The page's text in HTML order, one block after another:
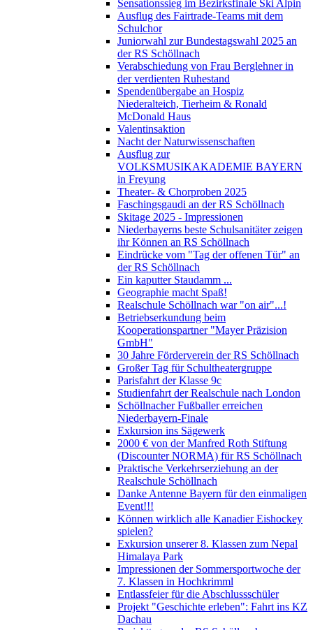
Sensationssieg im Bezirksfinale Ski Alpin
Ausflug des Fairtrade-Teams mit dem
Schulchor
Juniorwahl zur Bundestagswahl 2025 an
der RS Schöllnach
Verabschiedung von Frau Berglehner in
der verdienten Ruhestand
Spendenübergabe an Hospiz
Niederalteich, Tierheim & Ronald
McDonald Haus
Valentinsaktion
Nacht der Naturwissenschaften
Ausflug zur
VOLKSMUSIKAKADEMIE BAYERN
in Freyung
Theater- & Chorproben 2025
Faschingsgaudi an der RS Schöllnach
Skitage 2025 - Impressionen
Niederbayerns beste Schulsanitäter zeigen
ihr Können an RS Schöllnach
Eindrücke vom "Tag der offenen Tür" an
der RS Schöllnach
Ein kaputter Staudamm ...
Geographie macht Spaß!
Realschule Schöllnach war "on air"...!
Betriebserkundung beim
Kooperationspartner "Mayer Präzision
GmbH"
30 Jahre Förderverein der RS Schöllnach
Großer Tag für Schultheatergruppe
Parisfahrt der Klasse 9c
Studienfahrt der Realschule nach London
Schöllnacher Fußballer erreichen
Niederbayern-Finale
Exkursion ins Sägewerk
2000 € von der Manfred Roth Stiftung
(Discounter NORMA) für RS Schöllnach
Praktische Verkehrserziehung an der
Realschule Schöllnach
Danke Antenne Bayern für den einmaligen
Event!!!
Können wirklich alle Kanadier Eishockey
spielen?
Exkursion unserer 8. Klassen zum Nepal
Himalaya Park
Impressionen der Sommersportwoche der
7. Klassen in Hochkrimml
Entlassfeier für die Abschlussschüler
Projekt "Geschichte erleben": Fahrt ins KZ
Dachau